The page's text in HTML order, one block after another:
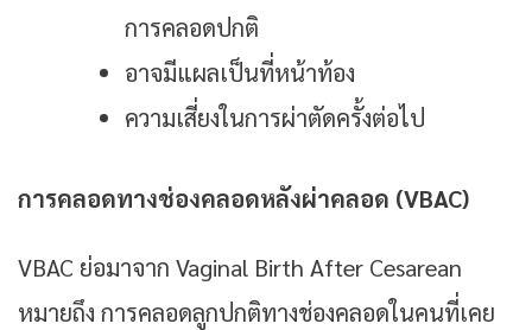
การคลอดปกติ
อาจมีแผลเป็นที่หน้าท้อง
ความเสี่ยงในการผ่าตัดครั้งต่อไป
การคลอดทางช่องคลอดหลังผ่าคลอด (VBAC)
VBAC ย่อมาจาก Vaginal Birth After Cesarean
หมายถึง การคลอดลูกปกติทางช่องคลอดในคนที่เคย